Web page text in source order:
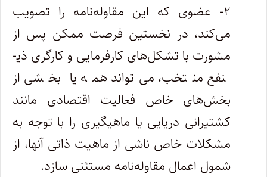
۲- عضوی که این مقاوله‌نامه را تصویب
می‌کند، در نخستین فرصت ممکن پس از
مشورت با تشکل‌های کارفرمایی و کارگری ذی­
نفع منتخب، می‌تواند همه یا بخشی از
بخش‌های خاص فعالیت اقتصادی مانند
کشتیرانی دریایی یا ماهیگیری را با توجه به
مشکلات خاص ناشی از ماهیت ذاتی آنها، از
شمول اعمال مقاوله‌نامه مستثنی سازد.